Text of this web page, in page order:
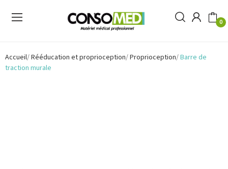
0
Accueil Rééducation et proprioception Proprioception Barre de
traction murale